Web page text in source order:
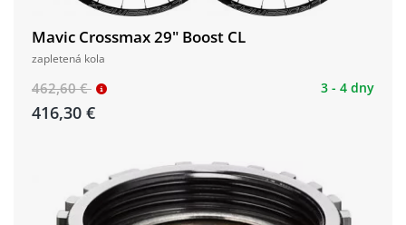
Mavic Crossmax 29" Boost CL
zapletená kola
462,60 €
416,30 €
3 - 4 dny